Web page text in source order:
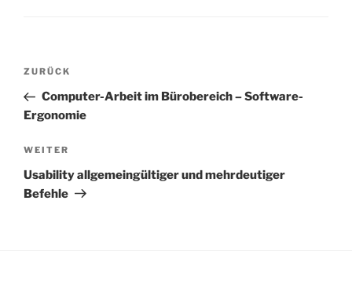
Beitragsnavigation
Vorheriger
Beitrag
ZURÜCK
Computer-Arbeit im Bürobereich – Software-
Ergonomie
Nächster
Beitrag
WEITER
Usability allgemeingültiger und mehrdeutiger
Befehle